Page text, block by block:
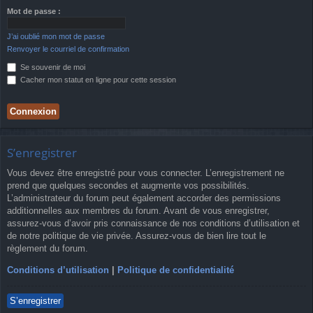
Mot de passe :
J’ai oublié mon mot de passe
Renvoyer le courriel de confirmation
Se souvenir de moi
Cacher mon statut en ligne pour cette session
S’enregistrer
Vous devez être enregistré pour vous connecter. L’enregistrement ne
prend que quelques secondes et augmente vos possibilités.
L’administrateur du forum peut également accorder des permissions
additionnelles aux membres du forum. Avant de vous enregistrer,
assurez-vous d’avoir pris connaissance de nos conditions d’utilisation et
de notre politique de vie privée. Assurez-vous de bien lire tout le
règlement du forum.
Conditions d’utilisation | Politique de confidentialité
S’enregistrer